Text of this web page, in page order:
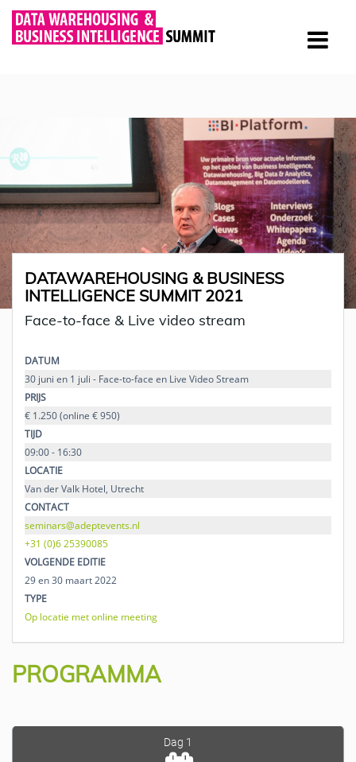
DATAWAREHOUSING & BUSINESS
INTELLIGENCE SUMMIT 2021
Face-to-face & Live video stream
DATUM
30 juni en 1 juli - Face-to-face en Live Video Stream
PRIJS
€ 1.250 (online € 950)
TIJD
09:00 - 16:30
LOCATIE
Van der Valk Hotel, Utrecht
CONTACT
seminars@adeptevents.nl
+31 (0)6 25390085
VOLGENDE EDITIE
29 en 30 maart 2022
TYPE
Op locatie met online meeting
PROGRAMMA
Dag 1